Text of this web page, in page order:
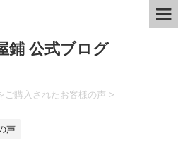
鋪 公式ブログ
ご購入されたお客様の声 >
声